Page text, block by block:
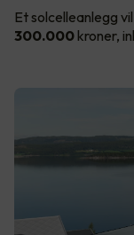
Et solcelleanlegg
300.000 kroner,